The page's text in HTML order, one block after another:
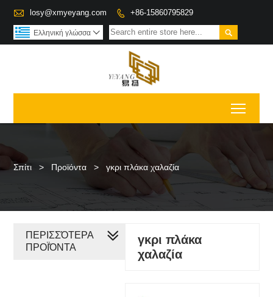
 losy@xmyeyang.com  +86-15860795829

Ελληνική γλώσσα 
Σπίτι > Προϊόντα > γκρι πλάκα χαλαζία
γκρι πλάκα
χαλαζία
ΠΕΡΙΣΣΌΤΕΡΑ
ΠΡΟΪΌΝΤΑ